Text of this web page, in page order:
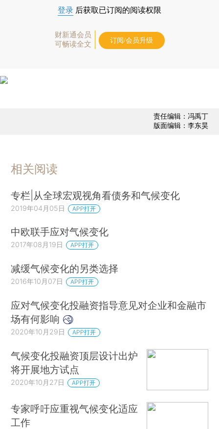
登录 后获取已订阅的阅读权限
财新通会员
可畅读全文
订阅/会员升级
责任编辑：冯禹丁
版面编辑：李东昊
相关阅读
专栏|从全球宏观视角看债务和气候变化
2019年04月05日 APP打开
中欧联手应对气候变化
2017年08月19日 APP打开
减缓气候变化的另类选择
2016年10月07日 APP打开
应对气候变化投融资指导意见对企业和金融市
场有何影响
2020年10月29日 APP打开
气候变化投融资顶层设计出炉
将开展地方试点
2020年10月27日 APP打开
专家呼吁应重视气候变化适应
工作